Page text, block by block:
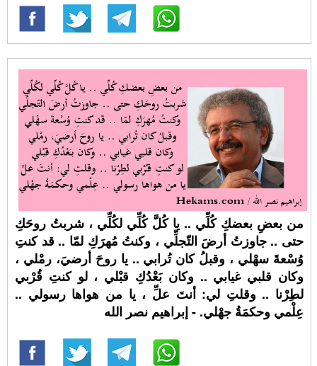
من بعضِ بعضكِ كُلِّي .. يا كُلَّ كُلِّي لكُلِّي ، شربتُ روحَكِ
حتى .. جاوزتُ أرضَ التّجلِّي ، وكنتُ مُهرَكِ لمّا .. قد كنتِ
وُسْعةَ سهْلي ، وقبلُ كان تُرابي .. يا روحَ أرضيَ، رمْلي ،
وكان قلبي غيابي .. وكان بَعْدُكِ قبْلي ، لو كنتِ قُرْبي
لطِرْنا .. وقلتِ لي: أنتَ علِّ ، يا من هواها رسولي ..
عِلْمي وحكمَةُ جهْلي. - إبراهيم نصر الله